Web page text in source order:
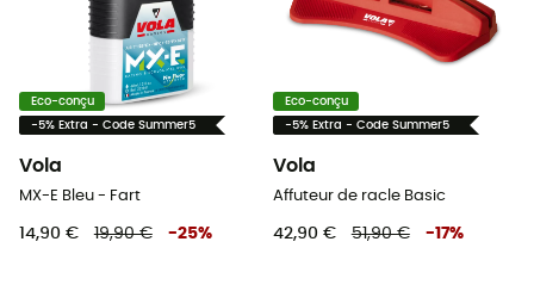
Eco-conçu
-5% Extra - Code Summer5
Vola
MX-E Bleu - Fart
14,90 € 19,90 € -25%
Eco-conçu
-5% Extra - Code Summer5
Vola
Affuteur de racle Basic
42,90 € 51,90 € -17%